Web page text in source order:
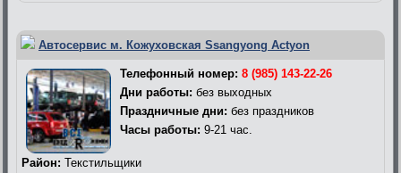
Автосервис м. Кожуховская Ssangyong Actyon
Телефонный номер: 8 (985) 143-22-26
Дни работы: без выходных
Праздничные дни: без праздников
Часы работы: 9-21 час.
Район: Текстильщики